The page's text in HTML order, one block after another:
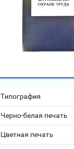
Типография
Черно-белая печать
Цветная печать